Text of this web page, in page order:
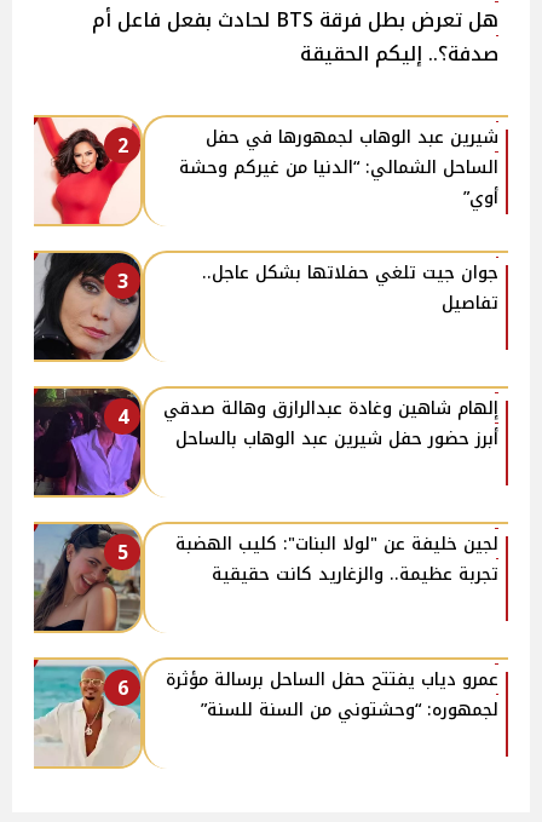
هل تعرض بطل فرقة BTS لحادث بفعل فاعل أم
صدفة؟.. إليكم الحقيقة
2
شيرين عبد الوهاب لجمهورها في حفل
الساحل الشمالي: “الدنيا من غيركم وحشة
أوي”
3
جوان جيت تلغي حفلاتها بشكل عاجل..
تفاصيل
4
إلهام شاهين وغادة عبدالرازق وهالة صدقي
أبرز حضور حفل شيرين عبد الوهاب بالساحل
5
لجين خليفة عن "لولا البنات": كليب الهضبة
تجربة عظيمة.. والزغاريد كانت حقيقية
6
عمرو دياب يفتتح حفل الساحل برسالة مؤثرة
لجمهوره: “وحشتوني من السنة للسنة”